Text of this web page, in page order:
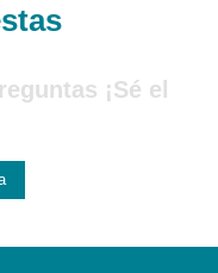
¡Sé el